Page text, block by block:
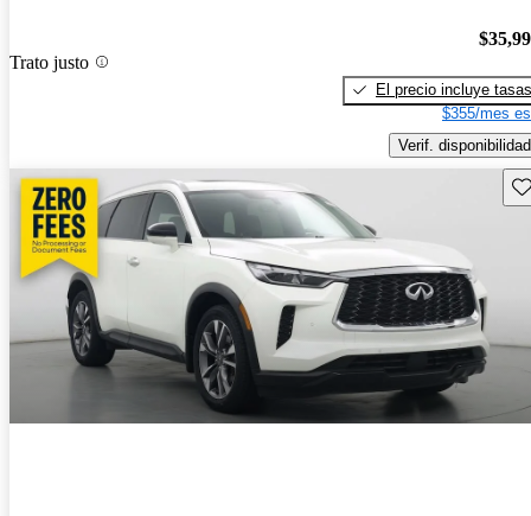
Trato justo
El precio incluye tasas
$355/mes
Verif. disponibilidad